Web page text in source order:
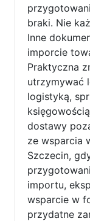
braki. Nie
Inne
imporcie
Praktyczna
utrzymywać
logistyką,
dostawy
ze wsparcia
Szczecin,
importu,
wsparcie w
przydatne